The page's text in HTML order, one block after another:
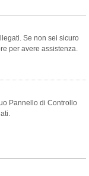
Se non sei sicuro
per avere assistenza.
Pannello di Controllo